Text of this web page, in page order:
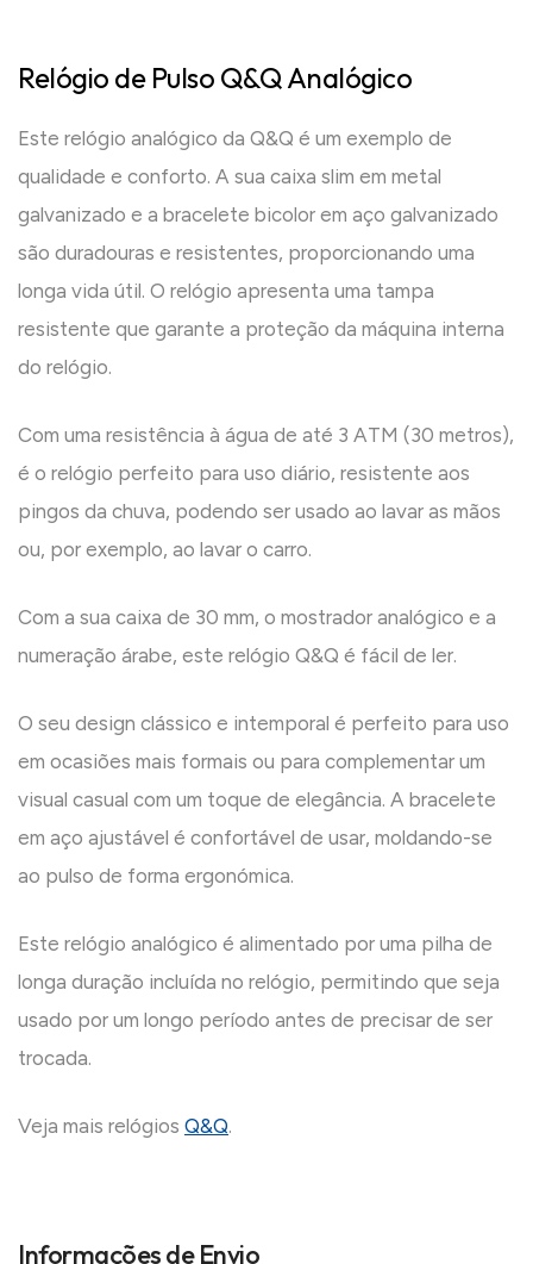
Relógio de Pulso Q&Q Analógico
Este relógio analógico da Q&Q é um exemplo de
qualidade e conforto. A sua caixa slim em metal
galvanizado e a bracelete bicolor em aço galvanizado
são duradouras e resistentes, proporcionando uma
longa vida útil. O relógio apresenta uma tampa
resistente que garante a proteção da máquina interna
do relógio.
Com uma resistência à água de até 3 ATM (30 metros),
é o relógio perfeito para uso diário, resistente aos
pingos da chuva, podendo ser usado ao lavar as mãos
ou, por exemplo, ao lavar o carro.
Com a sua caixa de 30 mm, o mostrador analógico e a
numeração árabe, este relógio Q&Q é fácil de ler.
O seu design clássico e intemporal é perfeito para uso
em ocasiões mais formais ou para complementar um
visual casual com um toque de elegância. A bracelete
em aço ajustável é confortável de usar, moldando-se
ao pulso de forma ergonómica.
Este relógio analógico é alimentado por uma pilha de
longa duração incluída no relógio, permitindo que seja
usado por um longo período antes de precisar de ser
trocada.
Veja mais relógios Q&Q.
Informações de Envio